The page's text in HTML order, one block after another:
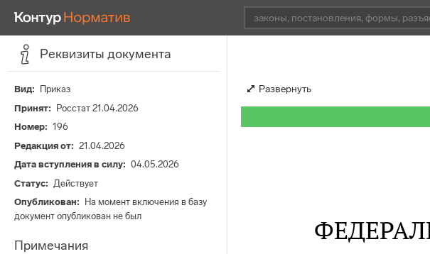
Реквизиты документа
Вид
Приказ
Принят
Росстат 21.04.2026
Номер
196
Редакция от
21.04.2026
Дата вступления в силу
04.05.2026
Статус
Действует
Опубликован
На момент включения в базу
документ опубликован не был
Примечания
Развернуть